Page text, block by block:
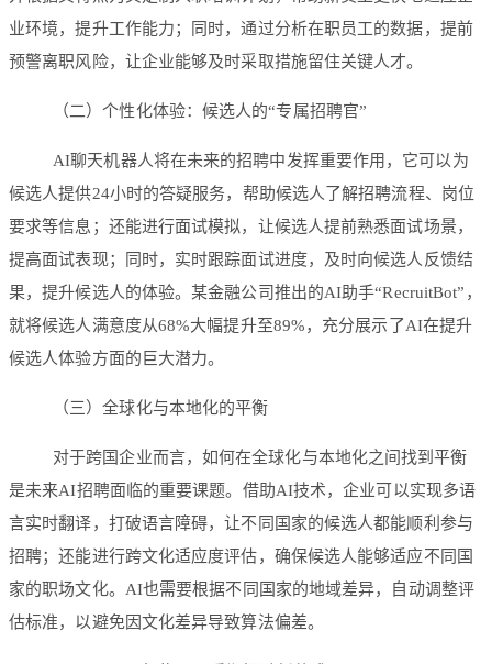
业环境，提升工作能力；同时，通过分析在职员工的数据，提前
预警离职风险，让企业能够及时采取措施留住关键人才。
（二）个性化体验：候选人的“专属招聘官”
AI聊天机器人将在未来的招聘中发挥重要作用，它可以为
候选人提供24小时的答疑服务，帮助候选人了解招聘流程、岗位
要求等信息；还能进行面试模拟，让候选人提前熟悉面试场景，
提高面试表现；同时，实时跟踪面试进度，及时向候选人反馈结
果，提升候选人的体验。某金融公司推出的AI助手“RecruitBot”，
就将候选人满意度从68%大幅提升至89%，充分展示了AI在提升
候选人体验方面的巨大潜力。
（三）全球化与本地化的平衡
对于跨国企业而言，如何在全球化与本地化之间找到平衡
是未来AI招聘面临的重要课题。借助AI技术，企业可以实现多语
言实时翻译，打破语言障碍，让不同国家的候选人都能顺利参与
招聘；还能进行跨文化适应度评估，确保候选人能够适应不同国
家的职场文化。AI也需要根据不同国家的地域差异，自动调整评
估标准，以避免因文化差异导致算法偏差。